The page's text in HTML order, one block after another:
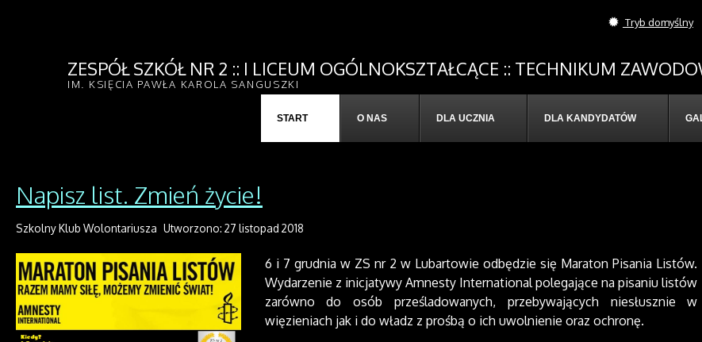
Tryb domyślny
ZESPÓŁ SZKÓŁ NR 2 :: I LICEUM OGÓLNOKSZTAŁCĄCE :: TECHNIKUM
IM. KSIĘCIA PAWŁA KAROLA SANGUSZKI
START O NAS DLA UCZNIA DLA KANDYDATÓW
Napisz list. Zmień życie!
Szkolny Klub Wolontariusza Utworzono: 27 listopad 2018
6 i 7 grudnia w ZS nr 2 w Lubartowie odbędzie się Maraton Pisania Listów.
Wydarzenie z inicjatywy Amnesty International polegające na pisaniu listów
zarówno do osób prześladowanych, przebywających niesłusznie w
więzieniach jak i do władz z prośbą o ich uwolnienie oraz ochronę.